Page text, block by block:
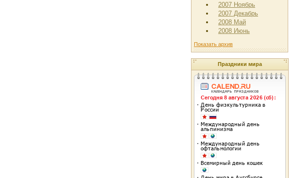
2007 Ноябрь
2007 Декабрь
2008 Май
2008 Июнь
Показать архив
Праздники мира